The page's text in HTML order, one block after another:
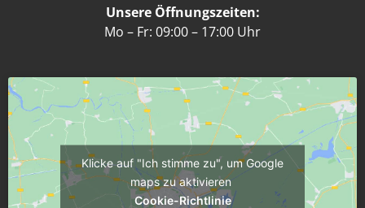
Unsere Öffnungszeiten:
Mo – Fr: 09:00 – 17:00 Uhr
Klicke auf "Ich stimme zu", um Google
maps zu aktivieren
Cookie-Richtlinie